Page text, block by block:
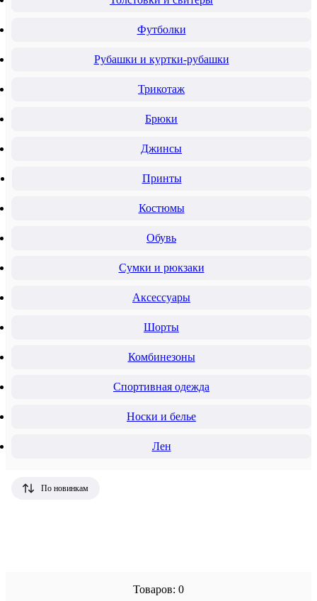
Футболки
Рубашки и куртки-рубашки
Трикотаж
Брюки
Джинсы
Принты
Костюмы
Обувь
Сумки и рюкзаки
Аксессуары
Шорты
Комбинезоны
Спортивная одежда
Носки и белье
Лен
Товаров: 0
По новинкам